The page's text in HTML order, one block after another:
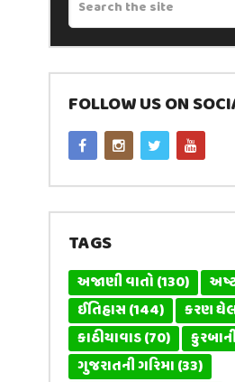
FOLLOW US ON
TAGS
અજાણી વાતો(130)
ઈતિહાસ(144) કરણ
કાઠીયાવાડ(70)
ગુજરાતની ગરિમા(33)